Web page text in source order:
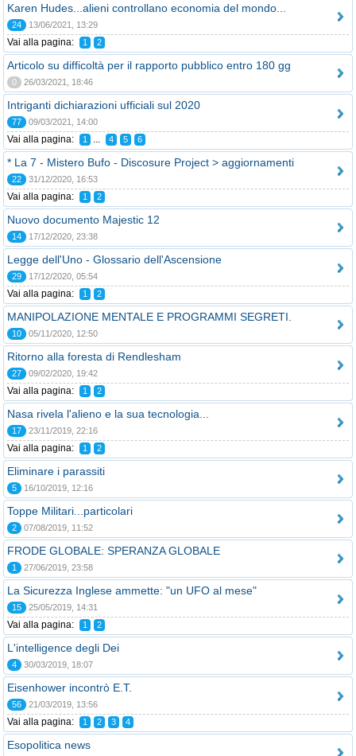
Karen Hudes...alieni controllano economia del mondo...
24 13/06/2021, 13:29
Vai alla pagina: 1 2
Articolo su difficoltà per il rapporto pubblico entro 180 gg
0 26/03/2021, 18:46
Intriganti dichiarazioni ufficiali sul 2020
77 09/03/2021, 14:00
Vai alla pagina: 1 ... 4 5 6
* La 7 - Mistero Bufo - Discosure Project > aggiornamenti
22 31/12/2020, 16:53
Vai alla pagina: 1 2
Nuovo documento Majestic 12
14 17/12/2020, 23:38
Legge dell'Uno - Glossario dell'Ascensione
29 17/12/2020, 05:54
Vai alla pagina: 1 2
MANIPOLAZIONE MENTALE E PROGRAMMI SEGRETI.
10 05/11/2020, 12:50
Ritorno alla foresta di Rendlesham
27 09/02/2020, 19:42
Vai alla pagina: 1 2
Nasa rivela l'alieno e la sua tecnologia...
17 23/11/2019, 22:16
Vai alla pagina: 1 2
Eliminare i parassiti
5 16/10/2019, 12:16
Toppe Militari...particolari
2 07/08/2019, 11:52
FRODE GLOBALE: SPERANZA GLOBALE
1 27/06/2019, 23:58
La Sicurezza Inglese ammette: "un UFO al mese"
15 25/05/2019, 14:31
Vai alla pagina: 1 2
L'intelligence degli Dei
4 30/03/2019, 18:07
Eisenhower incontrò E.T.
56 21/03/2019, 13:56
Vai alla pagina: 1 2 3 4
Esopolitica news